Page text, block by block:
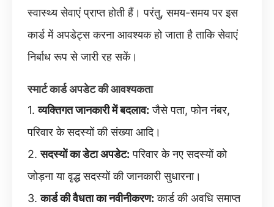
स्वास्थ्य सेवाएं प्राप्त होती हैं। परंतु, समय-समय पर इस
कार्ड में अपडेट्स करना आवश्यक हो जाता है ताकि सेवाएं
निर्बाध रूप से जारी रह सकें।
स्मार्ट कार्ड अपडेट की आवश्यकता
1.व्यक्तिगत जानकारी में बदलाव: जैसे पता, फोन नंबर,
परिवार के सदस्यों की संख्या आदि।
2.सदस्यों का डेटा अपडेट: परिवार के नए सदस्यों को
जोड़ना या वृद्ध सदस्यों की जानकारी सुधारना।
3.कार्ड की वैधता का नवीनीकरण: कार्ड की अवधि समाप्त